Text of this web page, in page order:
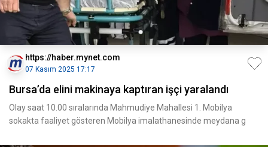
https://haber.mynet.com
07 Kasım 2025 17:17
Bursa’da elini makinaya kaptıran işçi yaralandı
Olay saat 10.00 sıralarında Mahmudiye Mahallesi 1. Mobilya
sokakta faaliyet gösteren Mobilya imalathanesinde meydana g